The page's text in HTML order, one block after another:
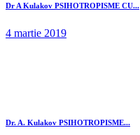
Dr A Kulakov PSIHOTROPISME CU...
4 martie 2019
Dr. A. Kulakov PSIHOTROPISME...